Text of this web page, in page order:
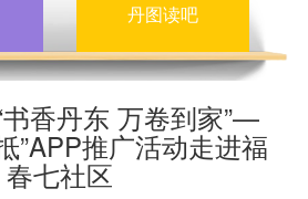
丹图读吧
香丹东 万卷到家”—
”APP推广活动走进福
春七社区